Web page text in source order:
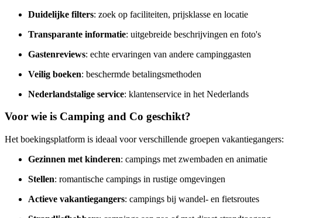
Duidelijke filters: zoek op faciliteiten, prijsklasse en locatie
Transparante informatie: uitgebreide beschrijvingen en foto's
Gastenreviews: echte ervaringen van andere campinggasten
Veilig boeken: beschermde betalingsmethoden
Nederlandstalige service: klantenservice in het Nederlands
Voor wie is Camping and Co geschikt?
Het boekingsplatform is ideaal voor verschillende groepen vakantiegangers:
Gezinnen met kinderen: campings met zwembaden en animatie
Stellen: romantische campings in rustige omgevingen
Actieve vakantiegangers: campings bij wandel- en fietsroutes